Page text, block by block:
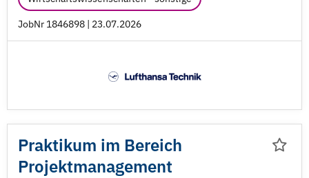
JobNr 1846898 | 23.07.2026
Praktikum im Bereich
Projektmanagement